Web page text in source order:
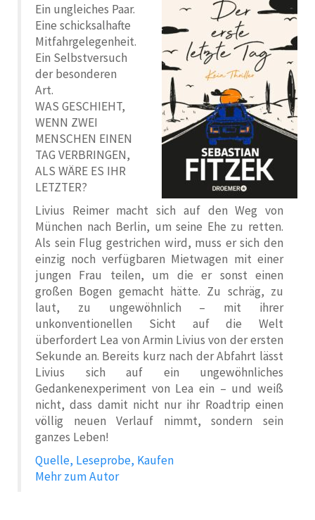
Ein ungleiches Paar.
Eine schicksalhafte
Mitfahrgelegenheit.
Ein Selbstversuch
der besonderen
Art.
WAS GESCHIEHT,
WENN ZWEI
MENSCHEN EINEN
TAG VERBRINGEN,
ALS WÄRE ES IHR
LETZTER?
Livius Reimer macht sich auf den Weg von
München nach Berlin, um seine Ehe zu retten.
Als sein Flug gestrichen wird, muss er sich den
einzig noch verfügbaren Mietwagen mit einer
jungen Frau teilen, um die er sonst einen
großen Bogen gemacht hätte. Zu schräg, zu
laut, zu ungewöhnlich – mit ihrer
unkonventionellen Sicht auf die Welt
überfordert Lea von Armin Livius von der ersten
Sekunde an. Bereits kurz nach der Abfahrt lässt
Livius sich auf ein ungewöhnliches
Gedankenexperiment von Lea ein – und weiß
nicht, dass damit nicht nur ihr Roadtrip einen
völlig neuen Verlauf nimmt, sondern sein
ganzes Leben!
Quelle, Leseprobe, Kaufen
Mehr zum Autor